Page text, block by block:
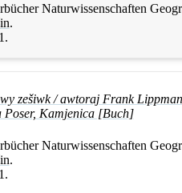
Naturwissenschaften
.
1.
zešiwk / awtoraj Frank
Poser, Kamjenica [Buch]
Naturwissenschaften
.
1.